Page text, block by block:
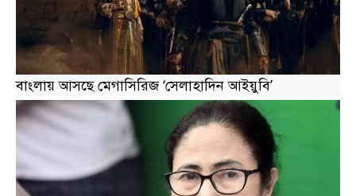
বাংলায় আসছে মেগাসিরিজ ‘সেলাহাদিন আইয়ুবি’